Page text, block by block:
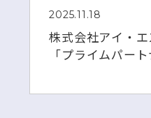
2025.11.18
株式会社アイ・
「プライムパー